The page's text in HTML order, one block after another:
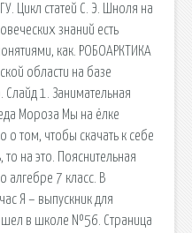
Цикл статей С. Э. Шноля на
знаний есть
как. РОБОАРКТИКА
области на базе
Слайд 1. Занимательная
Мороза Мы на ёлке
о том, чтобы скачать к себе
то на это. Пояснительная
алгебре 7 класс. В
Я – выпускник для
в школе №56. Страница